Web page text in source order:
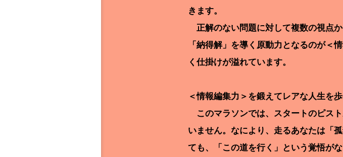
きます。
正解のない問題に対して複数の視点
「納得解」を導く原動力となるのが＜
く仕掛けが溢れています。
＜情報編集力＞を鍛えてレアな人生を
このマラソンでは、スタートのピス
いません。なにより、走るあなたは「
ても、「この道を行く」という覚悟が